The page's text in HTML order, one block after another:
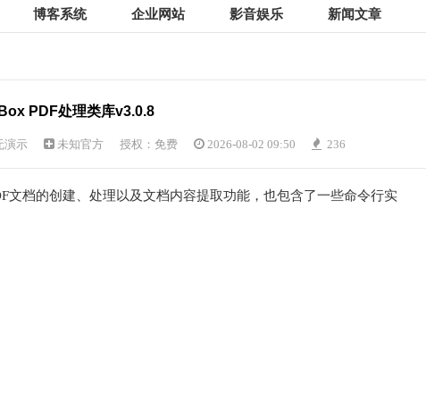
博客系统 企业网站 影音娱乐 新闻文章
PDF处理类库v3.0.8
演示 未知官方 授权：免费 2026-08-02 09:50 236
文档的创建、处理以及文档内容提取功能，也包含了一些命令行实